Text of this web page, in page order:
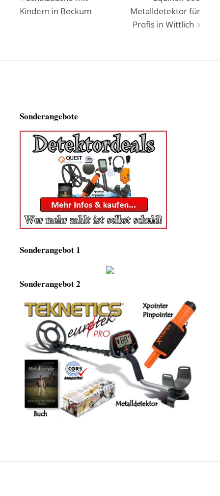
Kindern in Beckum
Metalldetektor für
Profis in Wittlich
Sonderangebote
Sonderangebot 1
Sonderangebot 2